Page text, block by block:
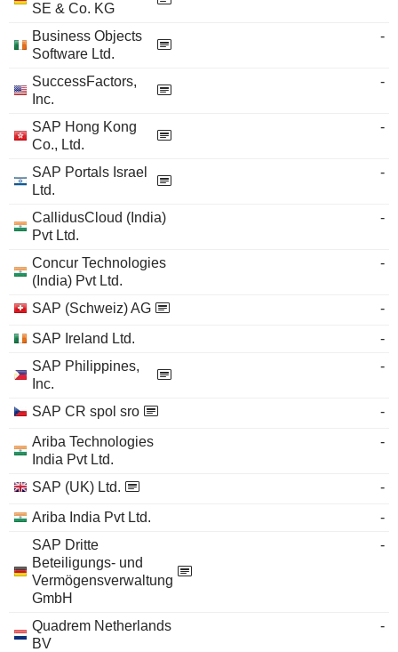
SE & Co. KG
Business Objects
Software Ltd.
-
SuccessFactors,
Inc.
-
SAP Hong Kong
Co., Ltd.
-
SAP Portals Israel
Ltd.
-
CallidusCloud (India)
Pvt Ltd.
-
Concur Technologies
(India) Pvt Ltd.
-
SAP (Schweiz) AG
-
SAP Ireland Ltd.
-
SAP Philippines,
Inc.
-
SAP CR spol sro
-
Ariba Technologies
India Pvt Ltd.
-
SAP (UK) Ltd.
-
Ariba India Pvt Ltd.
-
SAP Dritte
Beteiligungs- und
Vermögensverwaltung
GmbH
-
Quadrem Netherlands
BV
-